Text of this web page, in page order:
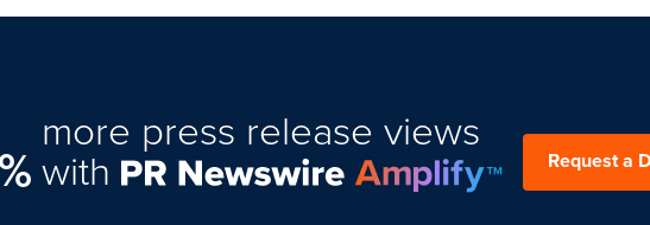
%
more press release views
with Request a